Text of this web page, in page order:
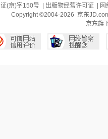
(京)字150号 | 出版物经营许可证
Copyright ©2004-2026 京东
京东旗